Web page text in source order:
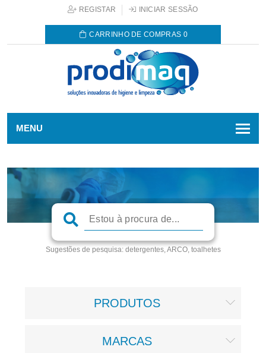
REGISTAR INICIAR SESSÃO
CARRINHO DE COMPRAS 0
MENU
Sugestões de pesquisa:detergentes, ARCO, toalhetes
PRODUTOS
MARCAS